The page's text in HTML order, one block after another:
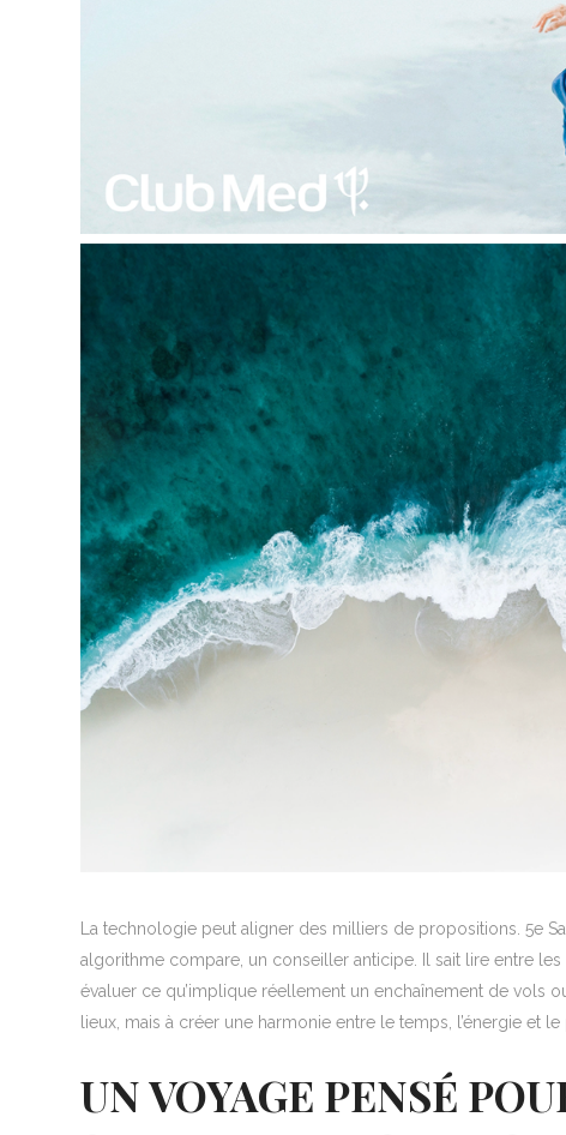
La technologie peut aligner des milliers de propositions. 5e
algorithme compare, un conseiller anticipe. Il sait lire entre
évaluer ce qu’implique réellement un enchaînement de vols
lieux, mais à créer une harmonie entre le temps, l’énergie et le
UN VOYAGE PENSÉ